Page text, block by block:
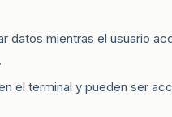
datos mientras el usuario
el terminal y pueden ser